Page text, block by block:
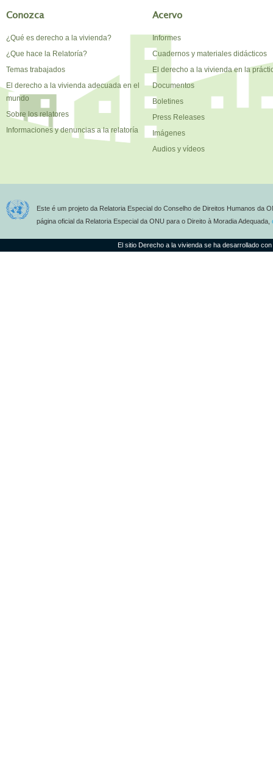
Conozca
¿Qué es derecho a la vivienda?
¿Que hace la Relatoría?
Temas trabajados
El derecho a la vivienda adecuada en el
mundo
Sobre los relatores
Informaciones y denuncias a la relatoría
Acervo
Informes
Cuadernos y materiales didácticos
El derecho a la vivienda en la
Documentos
Boletines
Press Releases
Imágenes
Audios y vídeos
Este é um projeto da Relatoria Especial do Conselho de Direitos Humanos da
página oficial da Relatoria Especial da ONU para o Direito à Moradia Adequada,
El sitio Derecho a la vivienda se ha desarrollado